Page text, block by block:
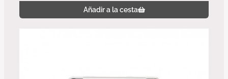
Añadir a la cesta